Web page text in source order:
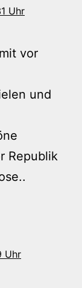
Uhr
vor
und
Republik
Uhr